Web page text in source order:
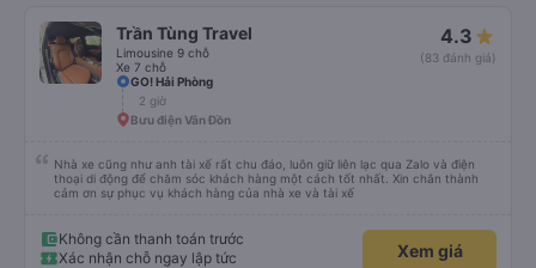
Trần Tùng Travel
Limousine 9 chỗ
Xe 7 chỗ
4.3
(83 đánh giá)
GO! Hải Phòng
2 giờ
Bưu điện Vân Đồn
Nhà xe cũng như anh tài xế rất chu đáo, luôn giữ liên lạc qua Zalo và điện
thoại di động để chăm sóc khách hàng một cách tốt nhất. Xin chân thành
cảm ơn sự phục vụ khách hàng của nhà xe và tài xế
Không cần thanh toán trước
Xác nhận chỗ ngay lập tức
Xem giá